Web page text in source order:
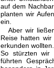
auf dem
planten wir
ein.
Aber wir
Reise hatten
erkunden wollten.
So stürzten wir
führten